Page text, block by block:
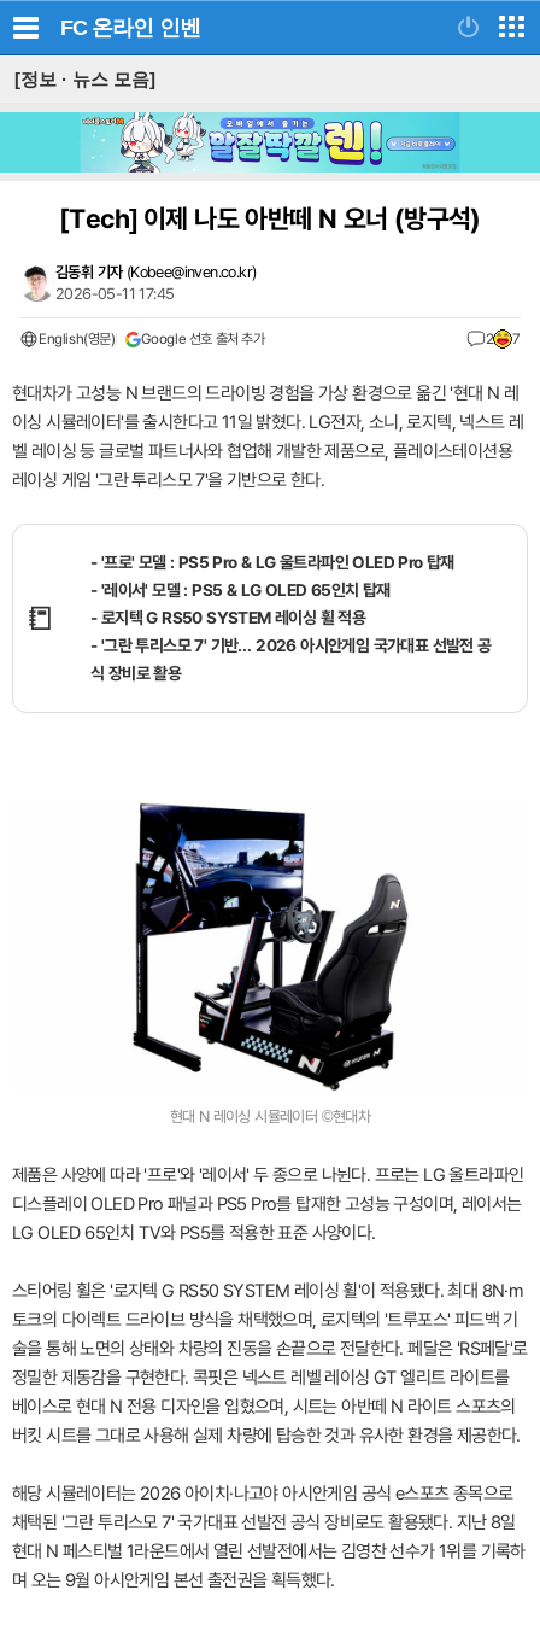
FC 온라인 인벤
[정보 · 뉴스 모음]
[Tech]이제 나도 아반떼 N 오너 (방구석)
김동휘 기자 (Kobee@inven.co.kr)
2026-05-11 17:45
English(영문) Google 선호 출처 추가 2 7
현대차가 고성능 N 브랜드의 드라이빙 경험을 가상 환경으로 옮긴 '현대 N 레
이싱 시뮬레이터'를 출시한다고 11일 밝혔다. LG전자, 소니, 로지텍, 넥스트 레
벨 레이싱 등 글로벌 파트너사와 협업해 개발한 제품으로, 플레이스테이션용
레이싱 게임 '그란 투리스모 7'을 기반으로 한다.
📒
- '프로' 모델 : PS5 Pro & LG 울트라파인 OLED Pro 탑재
- '레이서' 모델 : PS5 & LG OLED 65인치 탑재
- 로지텍 G RS50 SYSTEM 레이싱 휠 적용
- '그란 투리스모 7' 기반… 2026 아시안게임 국가대표 선발전 공
식 장비로 활용
현대 N 레이싱 시뮬레이터 ©현대차
제품은 사양에 따라 '프로'와 '레이서' 두 종으로 나뉜다. 프로는 LG 울트라파인
디스플레이 OLED Pro 패널과 PS5 Pro를 탑재한 고성능 구성이며, 레이서는
LG OLED 65인치 TV와 PS5를 적용한 표준 사양이다.
스티어링 휠은 '로지텍 G RS50 SYSTEM 레이싱 휠'이 적용됐다. 최대 8N·m
토크의 다이렉트 드라이브 방식을 채택했으며, 로지텍의 '트루포스' 피드백 기
술을 통해 노면의 상태와 차량의 진동을 손끝으로 전달한다. 페달은 'RS페달'로
정밀한 제동감을 구현한다. 콕핏은 넥스트 레벨 레이싱 GT 엘리트 라이트를
베이스로 현대 N 전용 디자인을 입혔으며, 시트는 아반떼 N 라이트 스포츠의
버킷 시트를 그대로 사용해 실제 차량에 탑승한 것과 유사한 환경을 제공한다.
해당 시뮬레이터는 2026 아이치·나고야 아시안게임 공식 e스포츠 종목으로
채택된 '그란 투리스모 7' 국가대표 선발전 공식 장비로도 활용됐다. 지난 8일
현대 N 페스티벌 1라운드에서 열린 선발전에서는 김영찬 선수가 1위를 기록하
며 오는 9월 아시안게임 본선 출전권을 획득했다.